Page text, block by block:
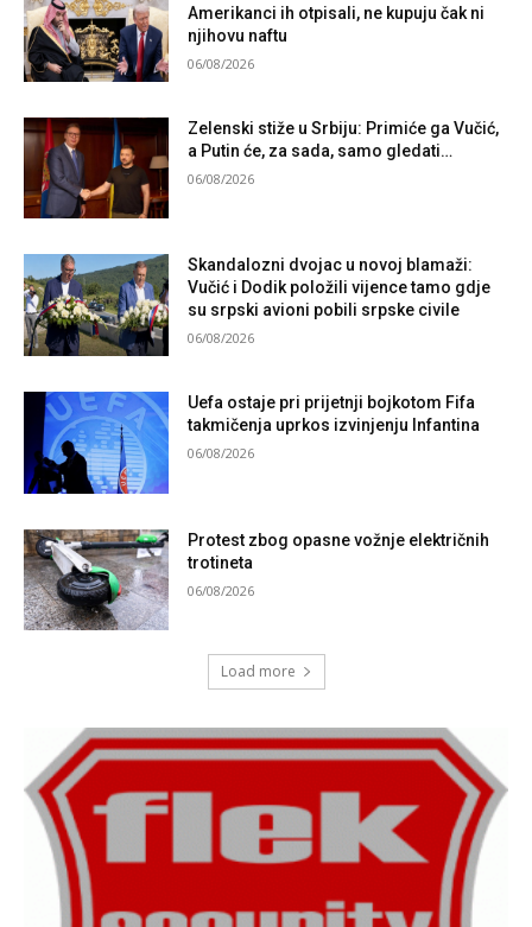
Amerikanci ih otpisali, ne kupuju čak ni
njihovu naftu
06/08/2026
Zelenski stiže u Srbiju: Primiće ga Vučić,
a Putin će, za sada, samo gledati…
06/08/2026
Skandalozni dvojac u novoj blamaži:
Vučić i Dodik položili vijence tamo gdje
su srpski avioni pobili srpske civile
06/08/2026
Uefa ostaje pri prijetnji bojkotom Fifa
takmičenja uprkos izvinjenju Infantina
06/08/2026
Protest zbog opasne vožnje električnih
trotineta
06/08/2026
Load more